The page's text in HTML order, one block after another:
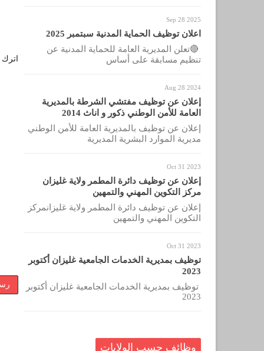
Sep 28 2025
اعلان توظيف الحماية المدنية سبتمبر 2025
🔴تعلن المديرية العامة للحماية المدنية عن
تنظيم مسابقة على أساس
Aug 28 2024
إعلان عن توظيف مفتشي الشرطة بالمديرية
العامة للأمن الوطني ذكور و اناث 2014
إعلان عن توظيف بالمديرية العامة للأمن الوطني
مديرية الموارد البشرية المديرية
Oct 31 2023
إعلان عن توظيف دائرة المطمر ولاية غليزان
مركز التكوين المهني والتمهين
إعلان عن توظيف دائرة المطمر ولاية غليزانمركز
التكوين المهني والتمهين
Oct 31 2023
توظيف بمديرية الخدمات الجامعية غليزان أكتوبر
2023
توظيف بمديرية الخدمات الجامعية غليزان أكتوبر
2023
وظائف حسب الولايات
اترك